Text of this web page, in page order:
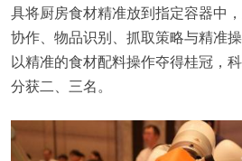
具将厨房食材精准放到指定容器中
协作、物品识别、抓取策略与精准
以精准的食材配料操作夺得桂冠，
分获二、三名。